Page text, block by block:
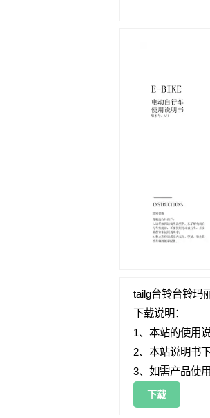
tailg台铃台铃玛
下载说明：
1、本站的使用
2、本站说明书
3、如需产品使
下载